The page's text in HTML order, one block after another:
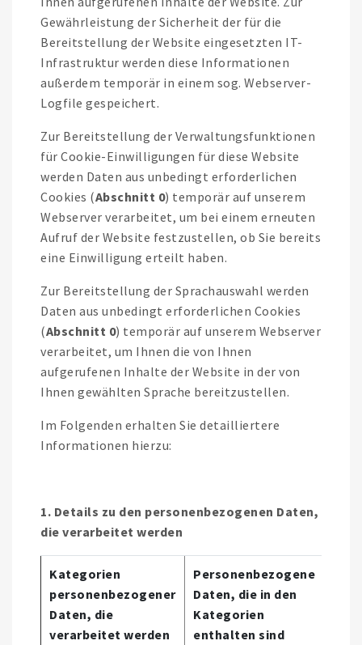
Gewährleistung der Sicherheit der für die
Bereitstellung der Website eingesetzten IT-
Infrastruktur werden diese Informationen
außerdem temporär in einem sog. Webserver-
Logfile gespeichert.
Zur Bereitstellung der Verwaltungsfunktionen
für Cookie-Einwilligungen für diese Website
werden Daten aus unbedingt erforderlichen
Cookies (Abschnitt 0) temporär auf unserem
Webserver verarbeitet, um bei einem erneuten
Aufruf der Website festzustellen, ob Sie bereits
eine Einwilligung erteilt haben.
Zur Bereitstellung der Sprachauswahl werden
Daten aus unbedingt erforderlichen Cookies
(Abschnitt 0) temporär auf unserem Webserver
verarbeitet, um Ihnen die von Ihnen
aufgerufenen Inhalte der Website in der von
Ihnen gewählten Sprache bereitzustellen.
Im Folgenden erhalten Sie detailliertere
Informationen hierzu:
1. Details zu den personenbezogenen Daten,
die verarbeitet werden
Kategorien
personenbezogener
Daten, die
verarbeitet werden
Personenbezogene
Daten, die in den
Kategorien
enthalten sind